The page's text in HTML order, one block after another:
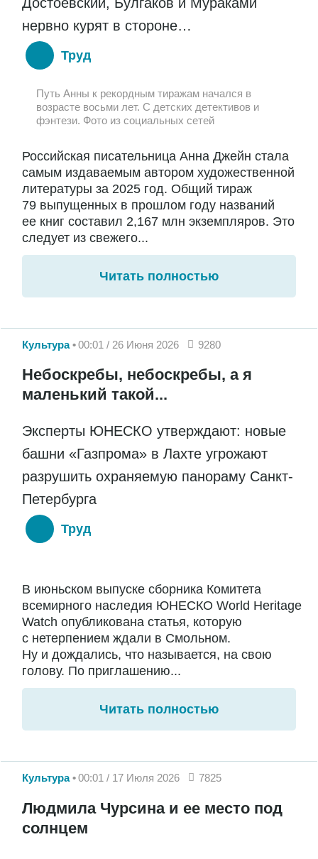
нервно курят в стороне…
Труд
Путь Анны к рекордным тиражам начался в
возрасте восьми лет. С детских детективов и
фэнтези. Фото из социальных сетей
Российская писательница Анна Джейн стала
самым издаваемым автором художественной
литературы за 2025 год. Общий тираж
79 выпущенных в прошлом году названий
ее книг составил 2,167 млн экземпляров. Это
следует из свежего...
Читать полностью
Культура 00:01 / 26 Июня 2026 9280
Небоскребы, небоскребы, а я
маленький такой...
Эксперты ЮНЕСКО утверждают: новые
башни «Газпрома» в Лахте угрожают
разрушить охраняемую панораму Санкт-
Петербурга
Труд
В июньском выпуске сборника Комитета
всемирного наследия ЮНЕСКО World Heritage
Watch опубликована статья, которую
с нетерпением ждали в Смольном.
Ну и дождались, что называется, на свою
голову. По приглашению...
Читать полностью
Культура 00:01 / 17 Июля 2026 7825
Людмила Чурсина и ее место под
солнцем